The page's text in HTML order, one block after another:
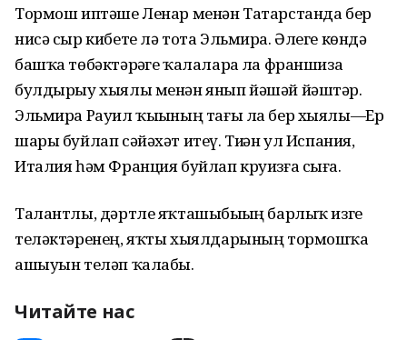
Тормош иптәше Ленар менән Татарстанда бер
нисә сыр кибете лә тота Эльмира. Әлеге көндә
башҡа төбәктәрҙәге ҡалаларҙа ла франшиза
булдырыу хыялы менән янып йәшәй йәштәр.
Эльмира Рауил ҡыҙының тағы ла бер хыялы—Ер
шары буйлап сәйәхәт итеү. Тиҙҙән ул Испания,
Италия һәм Франция буйлап круизға сыға.
Талантлы, дәртле яҡташыбыҙҙың барлыҡ изге
теләктәренең, яҡты хыялдарының тормошҡа
ашыуын теләп ҡалабыҙ.
Читайте нас